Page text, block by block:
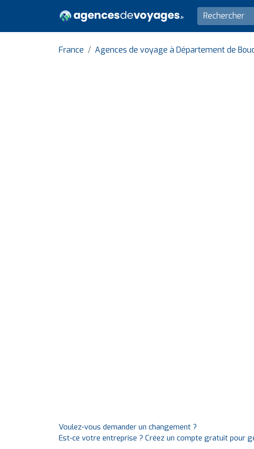
France Agences de voyage à Département de
Voulez-vous demander un changement ?
Est-ce votre entreprise ? Créez un compte gratuit pour